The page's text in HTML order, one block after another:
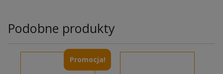
Podobne produkty
Promocja!